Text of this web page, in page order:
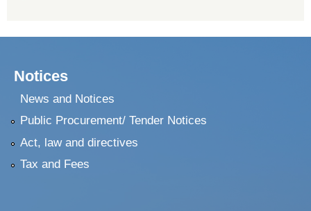
Notices
News and Notices
Public Procurement/ Tender Notices
Act, law and directives
Tax and Fees